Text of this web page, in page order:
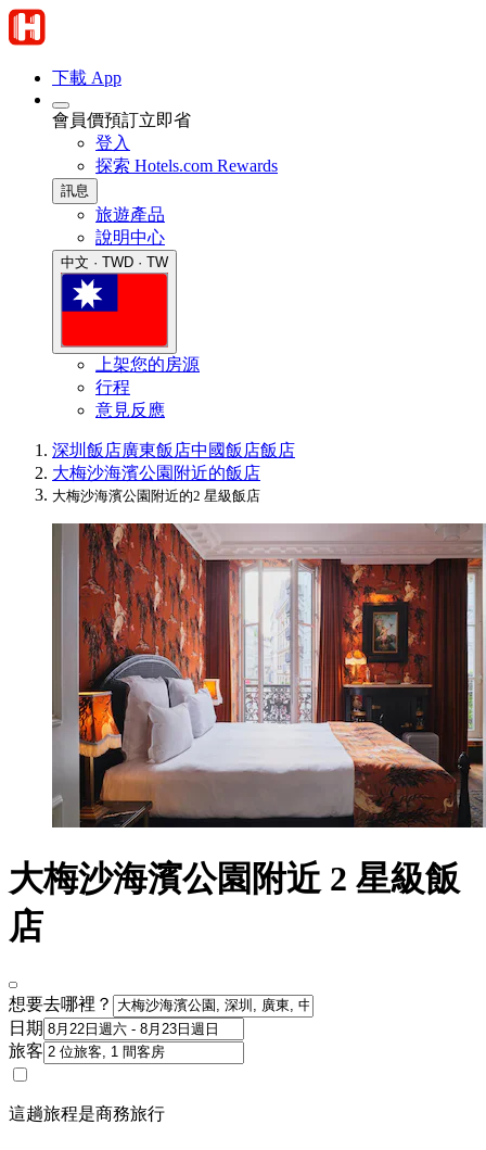
下載 App
會員價預訂立即省
登入
探索 Hotels.com Rewards
訊息
旅遊產品
說明中心
中文 · TWD · TW
上架您的房源
行程
意見反應
深圳飯店廣東飯店中國飯店飯店
大梅沙海濱公園附近的飯店
大梅沙海濱公園附近的2 星級飯店
大梅沙海濱公園附近 2 星級飯
店
想要去哪裡？
日期
旅客
這趟旅程是商務旅行